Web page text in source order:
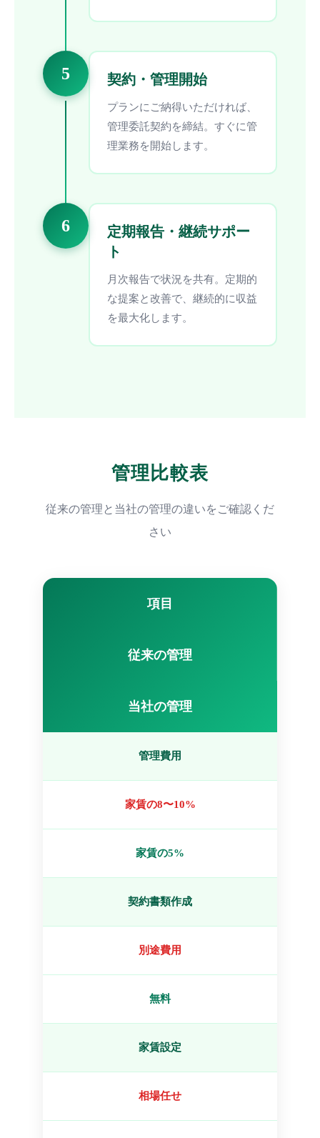
5 契約・管理開始
プランにご納得いただければ、
管理委託契約を締結。すぐに管
理業務を開始します。
6
定期報告・継続サポー
ト
月次報告で状況を共有。定期的
な提案と改善で、継続的に収益
を最大化します。
管理比較表
従来の管理と当社の管理の違いをご確認くだ
さい
項目
従来の管理
当社の管理
管理費用
家賃の8〜10%
家賃の5%
契約書類作成
別途費用
無料
家賃設定
相場任せ